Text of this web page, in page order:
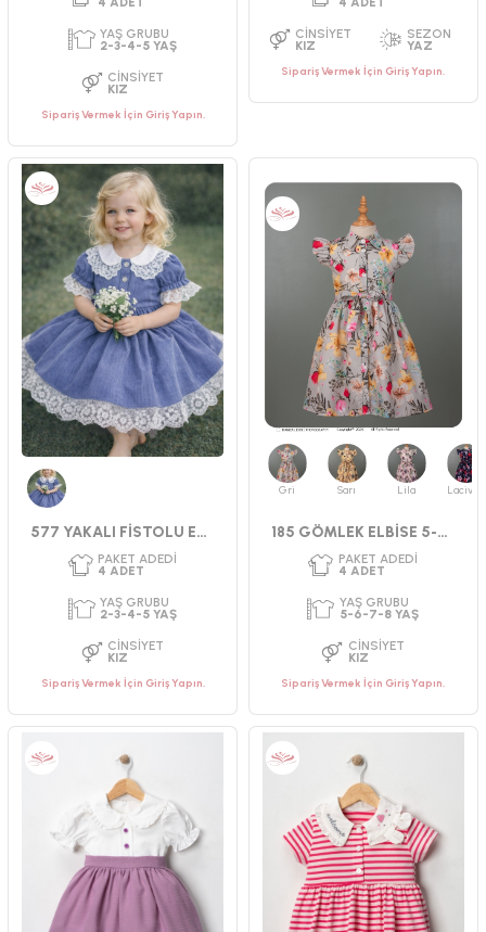
PAKET ADEDI
4ADET
YAŞ GRUBU
9-12-18-24 AY
CINSIYET
KIZ
PAKET ADEDI
YAŞ GRUBU
2-3-4-5 YAŞ
CINSIYET
KIZ
PAKET ADEDI
4ADET
YAŞ GRUBU
2-3-4-5 YAŞ
CINSIYET
PAKET ADEDI
4 ADET
YAŞ GRUBU
2-3-4-5 YAŞ
CINSIYET
KIZ
Sipariş Vermek İçin Giriş Yapın.
Sipariş Vermek İçin Giriş Yapın.
577 YAKALI FİSTOLU ELBİSE
Sipariş Vermek İçin Giriş Yapın.
Gri Sarı Lila
185 GÖMLEK ELBİSE 5-6-7-8
Sipariş Vermek İçin Giriş Yapın.